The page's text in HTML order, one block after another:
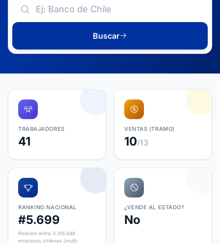
Buscar
TRABAJADORES
41
VENTAS (TRAMO)
10/13
RANKING NACIONAL
#5.699
Posición entre 3.316.848
empresas chilenas (multi-
¿VENDE AL ESTADO?
No